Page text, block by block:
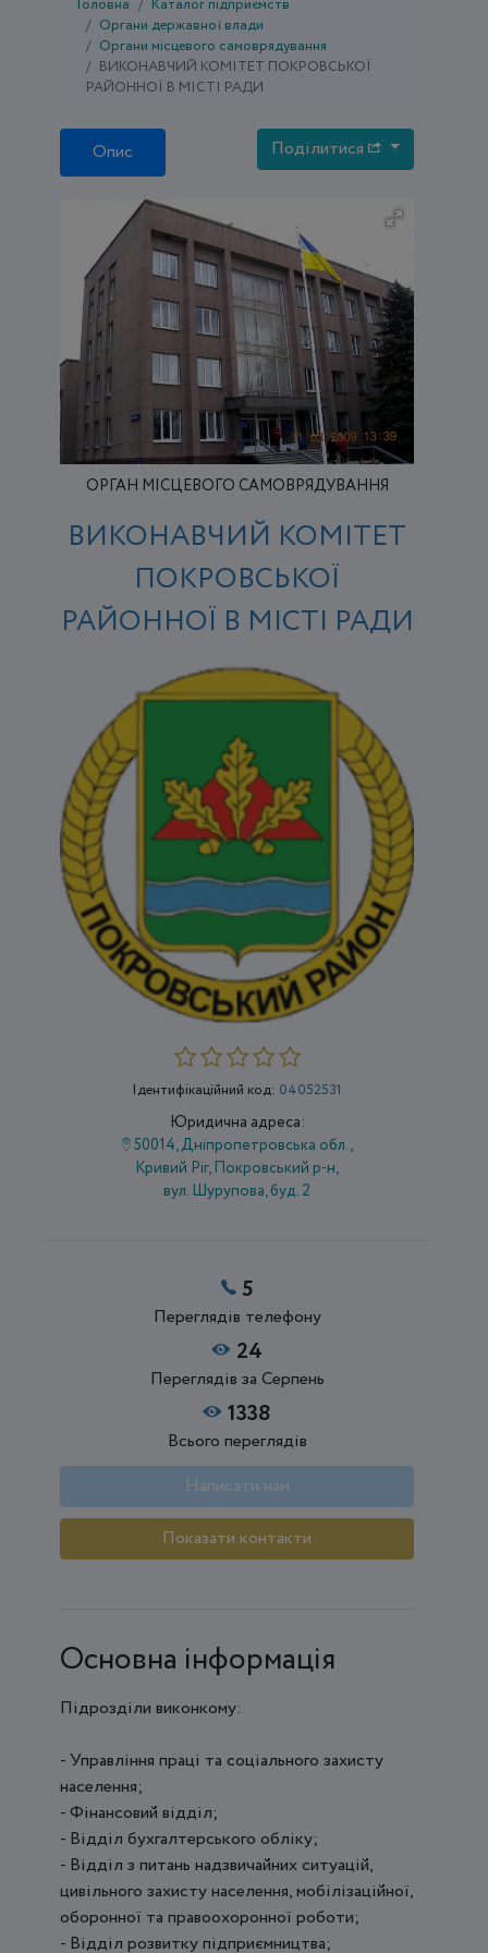
Головна
Каталог підприємств
Органи державної влади
Органи місцевого самоврядування
ВИКОНАВЧИЙ КОМІТЕТ ПОКРОВСЬКОЇ
РАЙОННОЇ В МІСТІ РАДИ
Опис Поділитися
ОРГАН МІСЦЕВОГО САМОВРЯДУВАННЯ
ВИКОНАВЧИЙ КОМІТЕТ
ПОКРОВСЬКОЇ
РАЙОННОЇ В МІСТІ РАДИ
Ідентифікаційний код: 04052531
Юридична адреса:
50014, Дніпропетровська обл.,
Кривий Ріг, Покровський р-н,
вул. Шурупова, буд. 2
5
Переглядів телефону
24
Переглядів за Серпень
1338
Всього переглядів
Написати нам
Показати контакти
Основна інформація
Підрозділи виконкому:
- Управління праці та соціального захисту
населення;
- Фінансовий відділ;
- Відділ бухгалтерського обліку;
- Відділ з питань надзвичайних ситуацій,
цивільного захисту населення, мобілізаційної,
оборонної та правоохоронної роботи;
- Відділ розвитку підприємництва;